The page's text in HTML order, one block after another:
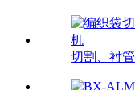
切割、衬